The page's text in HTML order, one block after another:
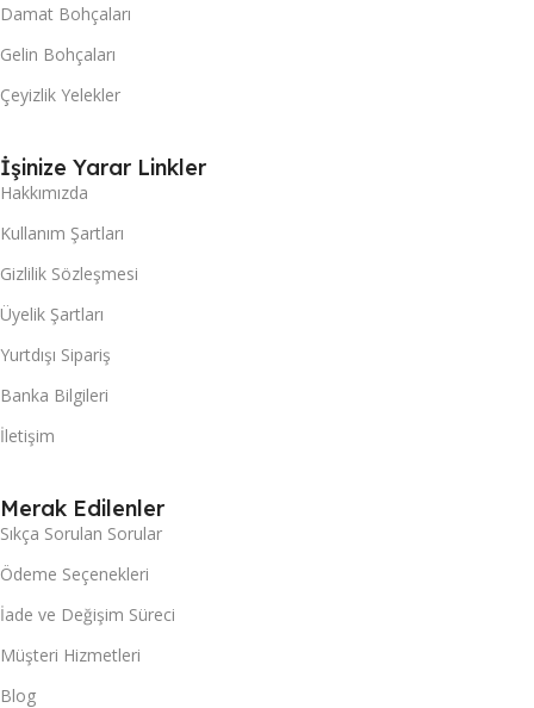
Damat Bohçaları
Gelin Bohçaları
Çeyizlik Yelekler
İşinize Yarar Linkler
Hakkımızda
Kullanım Şartları
Gizlilik Sözleşmesi
Üyelik Şartları
Yurtdışı Sipariş
Banka Bilgileri
İletişim
Merak Edilenler
Sıkça Sorulan Sorular
Ödeme Seçenekleri
İade ve Değişim Süreci
Müşteri Hizmetleri
Blog